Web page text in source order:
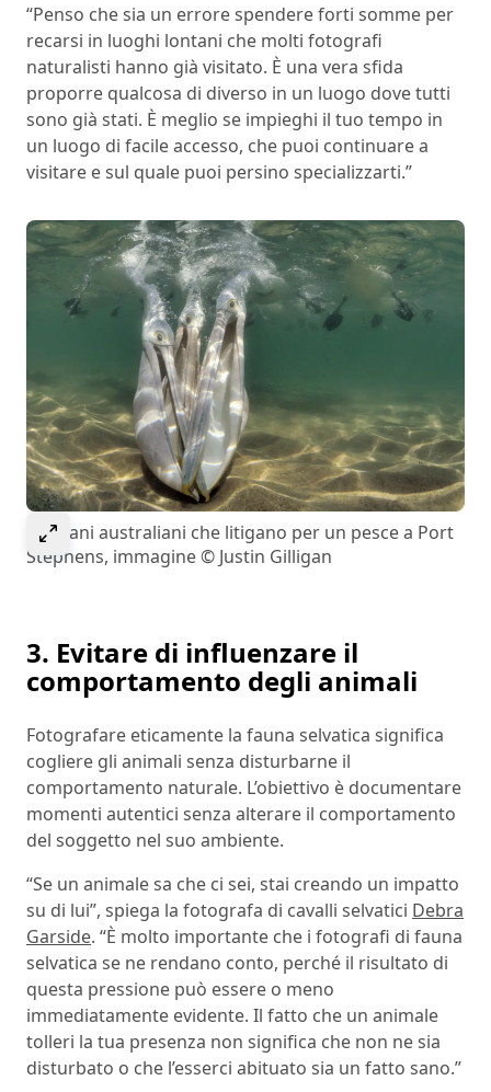
“Penso che sia un errore spendere forti somme per
recarsi in luoghi lontani che molti fotografi
naturalisti hanno già visitato. È una vera sfida
proporre qualcosa di diverso in un luogo dove tutti
sono già stati. È meglio se impieghi il tuo tempo in
un luogo di facile accesso, che puoi continuare a
visitare e sul quale puoi persino specializzarti.”
Select to expand image
Pellicani australiani che litigano per un pesce a Port
Stephens, immagine © Justin Gilligan
3. Evitare di influenzare il
comportamento degli animali
Fotografare eticamente la fauna selvatica significa
cogliere gli animali senza disturbarne il
comportamento naturale. L’obiettivo è documentare
momenti autentici senza alterare il comportamento
del soggetto nel suo ambiente.
“Se un animale sa che ci sei, stai creando un impatto
su di lui”, spiega la fotografa di cavalli selvatici Debra
Garside. “È molto importante che i fotografi di fauna
selvatica se ne rendano conto, perché il risultato di
questa pressione può essere o meno
immediatamente evidente. Il fatto che un animale
tolleri la tua presenza non significa che non ne sia
disturbato o che l’esserci abituato sia un fatto sano.”